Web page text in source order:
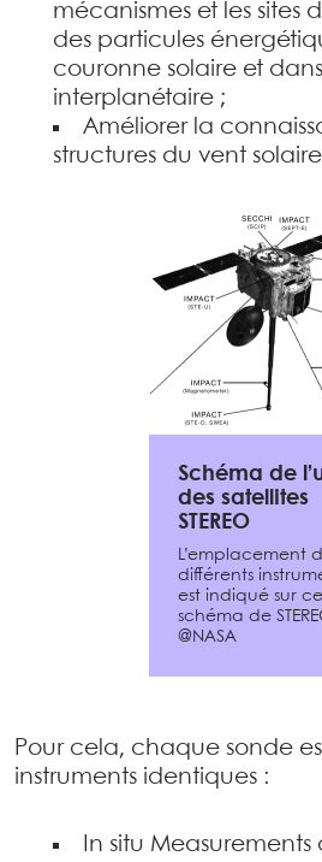
mécanismes et les sites
des particules
couronne solaire et
interplanétaire ;
Améliorer la
structures du vent
Schéma de
des satellites
STEREO
L’emplacement
différents
est indiqué sur ce
schéma de
@NASA
Pour cela, chaque sonde
instruments identiques :
In situ